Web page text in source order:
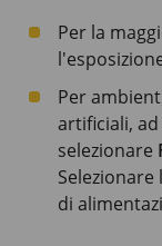
Per la
Per
artificiali,
selezionare
di